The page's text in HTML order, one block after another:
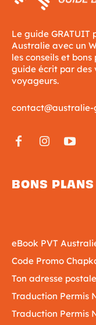
Le guide
Australie avec un
les conseils et
guide écrit par des
voyageurs.
BONS PLANS
eBook PVT
Code Promo
Ton adresse
Traduction Permis
Traduction Permis